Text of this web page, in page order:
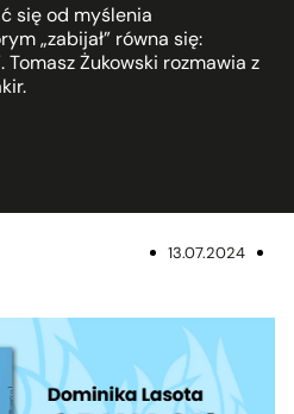
się od myślenia
„zabijał” równa się:
Tomasz Żukowski rozmawia z
13.07.2024